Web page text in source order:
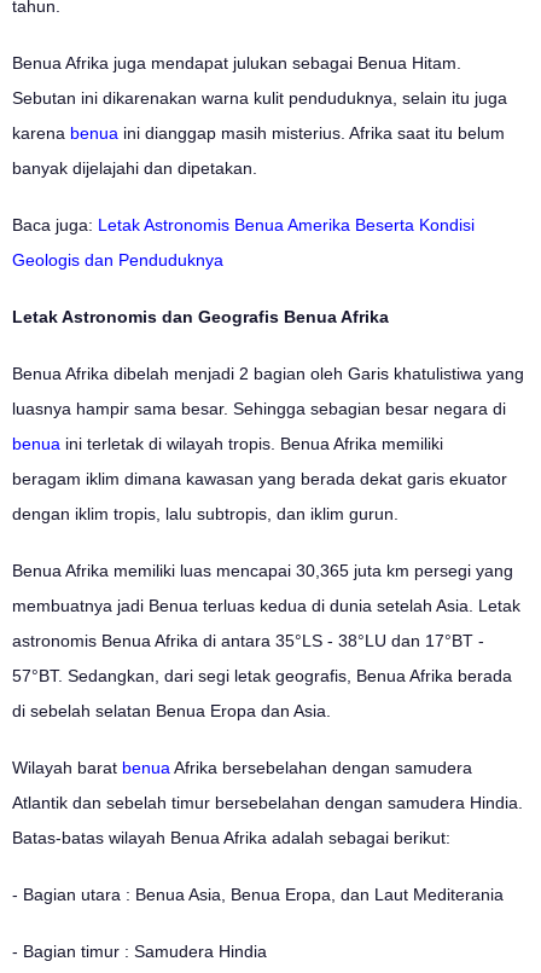
tahun.
Benua Afrika juga mendapat julukan sebagai Benua Hitam.
Sebutan ini dikarenakan warna kulit penduduknya, selain itu juga
karena benua ini dianggap masih misterius. Afrika saat itu belum
banyak dijelajahi dan dipetakan.
Baca juga: Letak Astronomis Benua Amerika Beserta Kondisi
Geologis dan Penduduknya
Letak Astronomis dan Geografis Benua Afrika
Benua Afrika dibelah menjadi 2 bagian oleh Garis khatulistiwa yang
luasnya hampir sama besar. Sehingga sebagian besar negara di
benua ini terletak di wilayah tropis. Benua Afrika memiliki
beragam iklim dimana kawasan yang berada dekat garis ekuator
dengan iklim tropis, lalu subtropis, dan iklim gurun.
Benua Afrika memiliki luas mencapai 30,365 juta km persegi yang
membuatnya jadi Benua terluas kedua di dunia setelah Asia. Letak
astronomis Benua Afrika di antara 35°LS - 38°LU dan 17°BT -
57°BT. Sedangkan, dari segi letak geografis, Benua Afrika berada
di sebelah selatan Benua Eropa dan Asia.
Wilayah barat benua Afrika bersebelahan dengan samudera
Atlantik dan sebelah timur bersebelahan dengan samudera Hindia.
Batas-batas wilayah Benua Afrika adalah sebagai berikut:
- Bagian utara : Benua Asia, Benua Eropa, dan Laut Mediterania
- Bagian timur : Samudera Hindia